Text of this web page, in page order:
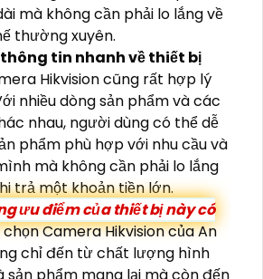
mà không cần phải lo lắng về
thường xuyên.
tin nhanh về thiết bị
Hikvision cũng rất hợp lý
nhiều dòng sản phẩm và các
nhau, người dùng có thể dễ
phẩm phù hợp với nhu cầu và
mà không cần phải lo lắng
trả một khoản tiền lớn.
ưu điểm của thiết bị này có
Camera Hikvision của An
chỉ đến từ chất lượng hình
sản phẩm mang lại mà còn đến